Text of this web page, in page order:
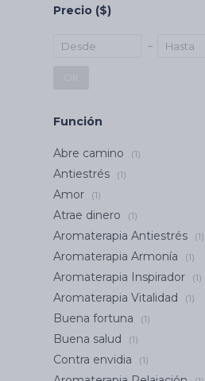
Precio ($)
Función
Abre camino (1)
Antiestrés (1)
Amor (1)
Atrae dinero (1)
Aromaterapia Antiestrés (1)
Aromaterapia Armonía (1)
Aromaterapia Inspirador (1)
Aromaterapia Vitalidad (1)
Buena fortuna (1)
Buena salud (1)
Contra envidia (1)